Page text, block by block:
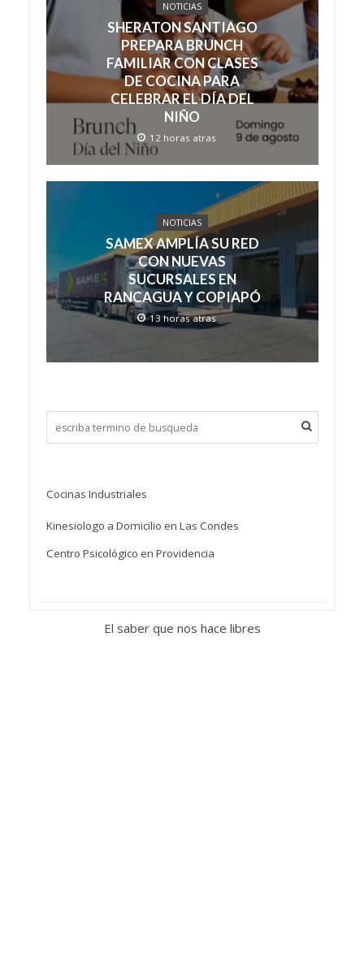
NOTICIAS
SHERATON SANTIAGO
PREPARA BRUNCH
FAMILIAR CON CLASES
DE COCINA PARA
CELEBRAR EL DÍA DEL
NIÑO
12 horas atras
NOTICIAS
SAMEX AMPLÍA SU RED
CON NUEVAS
SUCURSALES EN
RANCAGUA Y COPIAPÓ
13 horas atras
Cocinas Industriales
Kinesiologo a Domicilio en Las Condes
Centro Psicológico en Providencia
El saber que nos hace libres